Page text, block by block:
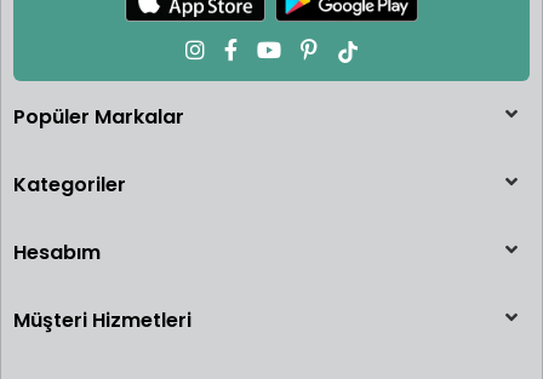
Popüler Markalar
Kategoriler
Hesabım
Müşteri Hizmetleri